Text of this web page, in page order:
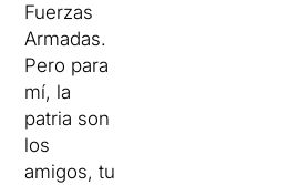
Fuerzas
Armadas.
Pero para
mí, la
patria son
los
amigos, tu